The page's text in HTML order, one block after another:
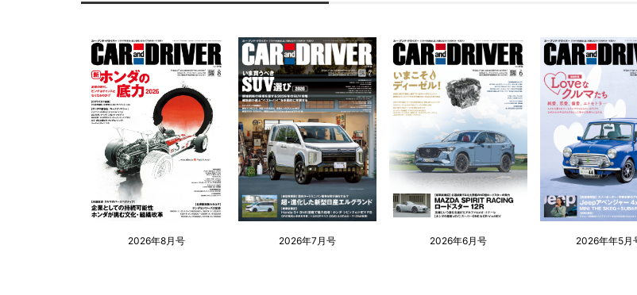
2026年8月号 2026年7月号 2026年6月号 2026年年5月